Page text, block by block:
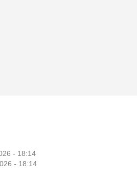
- 18:14
- 18:14